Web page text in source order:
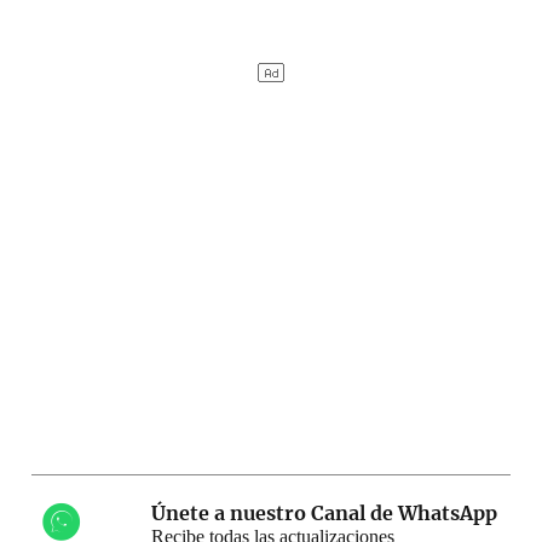
Únete a nuestro Canal de WhatsApp
Recibe todas las actualizaciones